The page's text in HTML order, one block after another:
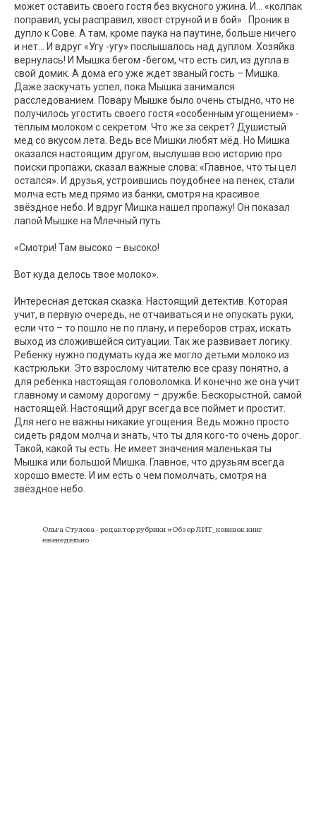
может оставить своего гостя без вкусного ужина. И… «колпак
поправил, усы расправил, хвост струной и в бой» . Проник в
дупло к Сове. А там, кроме паука на паутине, больше ничего
и нет… И вдруг «Угу -угу» послышалось над дуплом. Хозяйка
вернулась! И Мышка бегом -бегом, что есть сил, из дупла в
свой домик. А дома его уже ждет званый гость – Мишка.
Даже заскучать успел, пока Мышка занимался
расследованием. Повару Мышке было очень стыдно, что не
получилось угостить своего гостя «особенным угощением» -
тёплым молоком с секретом. Что же за секрет? Душистый
мед со вкусом лета. Ведь все Мишки любят мёд. Но Мишка
оказался настоящим другом, выслушав всю историю про
поиски пропажи, сказал важные слова: «Главное, что ты цел
остался». И друзья, устроившись поудобнее на пенек, стали
молча есть мед прямо из банки, смотря на красивое
звёздное небо. И вдруг Мишка нашел пропажу! Он показал
лапой Мышке на Млечный путь:
«Смотри! Там высоко – высоко!
Вот куда делось твое молоко».
Интересная детская сказка. Настоящий детектив. Которая
учит, в первую очередь, не отчаиваться и не опускать руки,
если что – то пошло не по плану, и переборов страх, искать
выход из сложившейся ситуации. Так же развивает логику.
Ребенку нужно подумать куда же могло детьми молоко из
кастрюльки. Это взрослому читателю все сразу понятно, а
для ребенка настоящая головоломка. И конечно же она учит
главному и самому дорогому – дружбе. Бескорыстной, самой
настоящей. Настоящий друг всегда все поймет и простит.
Для него не важны никакие угощения. Ведь можно просто
сидеть рядом молча и знать, что ты для кого-то очень дорог.
Такой, какой ты есть. Не имеет значения маленькая ты
Мышка или большой Мишка. Главное, что друзьям всегда
хорошо вместе. И им есть о чем помолчать, смотря на
звёздное небо.
Ольга Стулова - редактор рубрики #Обзор ЛИТ_новинок книг
еженедельно